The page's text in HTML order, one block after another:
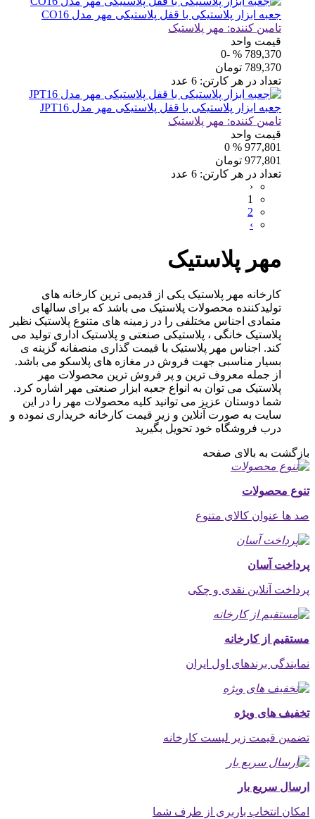
جعبه ابزار پلاستیکی با قفل پلاستیکی مهر مدل CO16
تامین کننده: مهر پلاستیک
قیمت واحد
789,370
% -0
789,370 تومان
تعداد در هر کارتن: 6 عدد
جعبه ابزار پلاستیکی با قفل پلاستیکی مهر مدل JPT16
تامین کننده: مهر پلاستیک
قیمت واحد
977,801
% 0
977,801 تومان
تعداد در هر کارتن: 6 عدد
‹
1
2
›
مهر پلاستیک
کارخانه مهر پلاستیک یکی از قدیمی ترین کارخانه های
تولیدکننده محصولات پلاستیک می باشد که برای سالهای
متمادی اجناس مختلفی را در زمینه های متنوع پلاستیک نظیر
پلاستیک خانگی ، پلاستیکی صنعتی و پلاستیک اداری تولید می
کند. اجناس مهر پلاستیک با قیمت گذاری منصفانه گزینه ی
بسیار مناسبی جهت فروش در مغازه های پلاسکو می باشد.
از جمله معروف ترین و پر فروش ترین محصولات مهر
پلاستیک می توان به انواع جعبه ابزار صنعتی مهر اشاره کرد.
شما دوستان عزیز می توانید کلیه محصولات مهر را در این
سایت به صورت آنلاین و زیر قیمت کارخانه خریداری نموده و
درب فروشگاه خود تحویل بگیرید
بازگشت به بالای صفحه
تنوع محصولات
صد ها عنوان کالای متنوع
پرداخت آسان
پرداخت آنلاین نقدی و چکی
مستقیم از کارخانه
نمایندگی برندهای اول ایران
تخفیف های ویژه
تضمین قیمت زیر لیست کارخانه
ارسال سریع بار
امکان انتخاب باربری از طرف شما